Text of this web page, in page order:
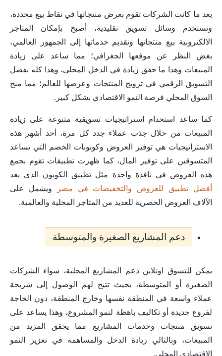
بعد ما كانت الشركات تقوم بعرض منتجاتها في نقاط بيع محددة،
وتستخدم وسائل تسويق تقليدية، أصبح بإمكان المتاجر
الالكترونية بيع منتجاتها وتقديم خدماتها إلى الجمهور العالمي،
بغض النظر عن موقعها الجغرافي؛ مما ساعد على زيادة
المبيعات وهذا ما حقق زيادة في الدخل المحلي، وهذا كله بفضل
التسويق الرقمي في ترويج المنتجات وعرضها للعالم؛ مما منح
السوق المحلي فرصة النمو الاقتصادي بشكل كبير.
كما ساعد استخدام استراتيجيات تسويقية متنوعة على زيادة
المبيعات من خلال جذب عملاء جدد كل مرة، أحد أشهر هذه
الاستراتيجيات هي توفير العروض وكوبونات الخصم التي تساعد
المتسوقين على توفير المال، كما ظهرت تطبيقات تقوم بجمع
هذه العروض في نافذة واحدة مثل تطبيق الكوبون الذي يعد
أفضل تطبيق للعروض والتخفيضات في مصر
ويشمل على
الآلاف العروض الحصرية للعديد من المتاجر المحلية والعالمية.
دعم المشاريع الصغيرة والمتوسطة
يمكن للتسوق اونلاين دعم المشاريع المحلية، سواء الشركات
الصغيرة أو المتوسطة، بحيث تتيح لهم الوصول إلى شريحة
عملاء واسعة في المنطقة نفسها وخارج المنطقة، دون الحاجة
لفروع جديدة أو تكاليف باهظة لنمو المشروع، وهذا يساعد على
تسويق منتجات وخدمات المشاريع مما يحقق المزيد من
المبيعات، وبالتالي زيادة الدخل والمساهمة في تعزيز النمو
الاقتصادي المحلي.